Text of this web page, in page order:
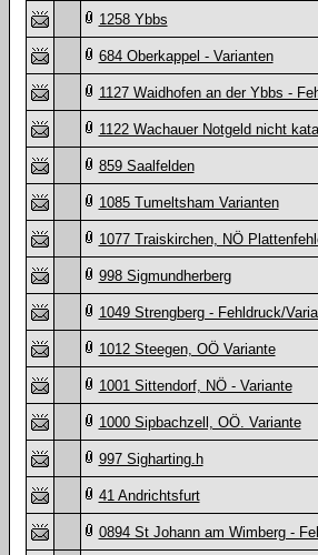
1258 Ybbs
684 Oberkappel - Varianten
1127 Waidhofen an der Ybbs -
1122 Wachauer Notgeld nicht
859 Saalfelden
1085 Tumeltsham Varianten
1077 Traiskirchen, NÖ
998 Sigmundherberg
1049 Strengberg - Fehldruck/
1012 Steegen, OÖ Variante
1001 Sittendorf, NÖ - Variante
1000 Sipbachzell, OÖ. Variante
997 Sigharting.h
41 Andrichtsfurt
0894 St Johann am Wimberg -